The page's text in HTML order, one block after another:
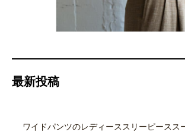
最新投稿
ワイドパンツのレディーススリーピースス